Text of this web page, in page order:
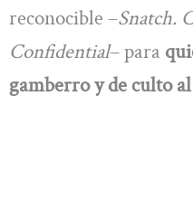
reconocible –Snatch.
Confidential– para
gamberro y de culto